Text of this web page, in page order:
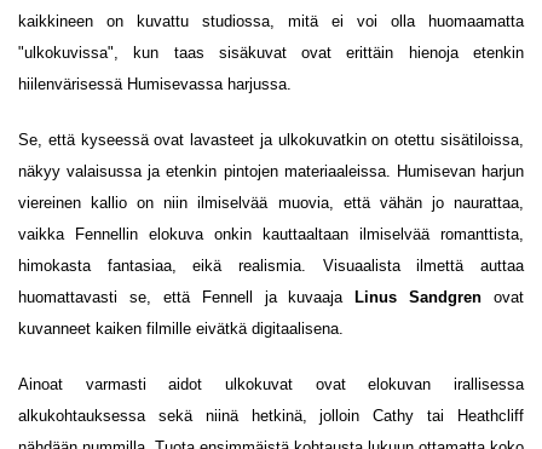
kaikkineen on kuvattu studiossa, mitä ei voi olla huomaamatta
"ulkokuvissa", kun taas sisäkuvat ovat erittäin hienoja etenkin
hiilenvärisessä Humisevassa harjussa.
Se, että kyseessä ovat lavasteet ja ulkokuvatkin on otettu sisätiloissa,
näkyy valaisussa ja etenkin pintojen materiaaleissa. Humisevan harjun
viereinen kallio on niin ilmiselvää muovia, että vähän jo naurattaa,
vaikka Fennellin elokuva onkin kauttaaltaan ilmiselvää romanttista,
himokasta fantasiaa, eikä realismia. Visuaalista ilmettä auttaa
huomattavasti se, että Fennell ja kuvaaja
Linus Sandgren ovat
kuvanneet kaiken filmille eivätkä digitaalisena.
Ainoat varmasti aidot ulkokuvat ovat elokuvan irallisessa
alkukohtauksessa sekä niinä hetkinä, jolloin Cathy tai Heathcliff